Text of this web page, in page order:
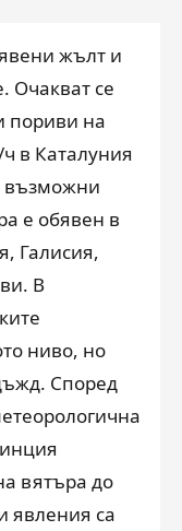
жълт и
Очакват се
пориви на
в Каталуния
възможни
е обявен в
Галисия,
В
ниво, но
Според
вятъра до
явления са